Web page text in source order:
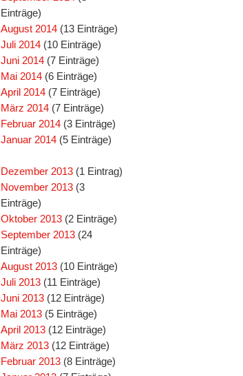
Einträge)
August 2014 (13 Einträge)
Juli 2014 (10 Einträge)
Juni 2014 (7 Einträge)
Mai 2014 (6 Einträge)
April 2014 (7 Einträge)
März 2014 (7 Einträge)
Februar 2014 (3 Einträge)
Januar 2014 (5 Einträge)
Dezember 2013 (1 Eintrag)
November 2013 (3
Einträge)
Oktober 2013 (2 Einträge)
September 2013 (24
Einträge)
August 2013 (10 Einträge)
Juli 2013 (11 Einträge)
Juni 2013 (12 Einträge)
Mai 2013 (5 Einträge)
April 2013 (12 Einträge)
März 2013 (12 Einträge)
Februar 2013 (8 Einträge)